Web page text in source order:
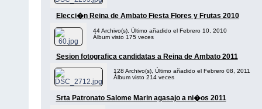
Elecci�n Reina de Ambato Fiesta Flores y Frutas 2010
44 Archivo(s), Último añadido el Febrero 10, 2010
Álbum visto 175 veces
Sesion fotografica candidatas a Reina de Ambato 2011
128 Archivo(s), Último añadido el Febrero 08, 2011
Álbum visto 214 veces
Srta Patronato Salome Marin agasajo a ni�os 2011